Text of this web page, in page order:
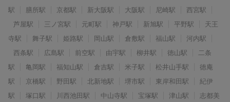
駅
膳所駅 京都駅 新大阪駅 大阪駅 尼崎駅
西宮駅
芦屋駅
三ノ宮駅 元町駅 神戸駅 新旭駅 平野駅
天王
寺駅
舞子駅 姫路駅 岡山駅 倉敷駅 福山駅
河内駅
西条駅
広島駅 前空駅 由宇駅 柳井駅 徳山駅
二条
駅
亀岡駅 福知山駅 倉吉駅 米子駅 松井山手駅
徳庵
駅
京橋駅 野田駅 北新地駅 堺市駅 東岸和田駅
紀伊
駅
塚口駅 川西池田駅 中山寺駅 宝塚駅 津山駅
志都美